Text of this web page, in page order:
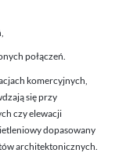
połączeń.
komercyjnych,
się przy
czy elewacji
dopasowany
architektonicznych.